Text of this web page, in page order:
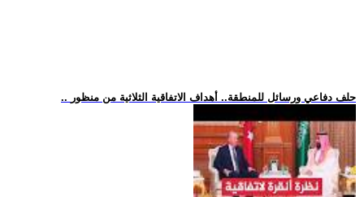
.. حلف دفاعي ورسائل للمنطقة.. أهداف الاتفاقية الثلاثية من منظور